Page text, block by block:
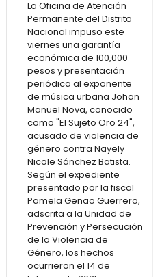
La Oficina de Atención
Permanente del Distrito
Nacional impuso este
viernes una garantía
económica de 100,000
pesos y presentación
periódica al exponente
de música urbana Johan
Manuel Nova, conocido
como "El Sujeto Oro 24",
acusado de violencia de
género contra Nayely
Nicole Sánchez Batista.
Según el expediente
presentado por la fiscal
Pamela Genao Guerrero,
adscrita a la Unidad de
Prevención y Persecución
de la Violencia de
Género, los hechos
ocurrieron el 14 de